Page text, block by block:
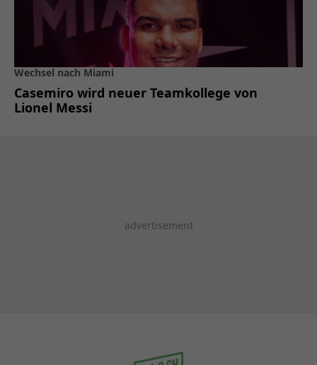
Wechsel nach Miami
Casemiro wird neuer Teamkollege von
Lionel Messi